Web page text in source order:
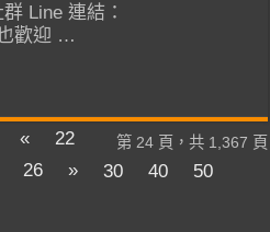
Line 連結：
歡迎 …
第 24 頁，共 1,367 頁
«
22
26 » 30 40
50